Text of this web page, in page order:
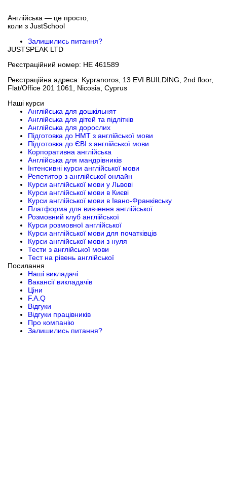
Англійська — це просто,
коли з JustSchool
Залишились питання?
JUSTSPEAK LTD
Реєстраційний номер: HE 461589
Реєстраційна адреса: Kypranoros, 13 EVI BUILDING, 2nd floor,
Flat/Office 201 1061, Nicosia, Cyprus
Наші курси
Англійська для дошкільнят
Англійська для дітей та підлітків
Англійська для дорослих
Підготовка до НМТ з англійської мови
Підготовка до ЄВІ з англійської мови
Корпоративна англійська
Англійська для мандрівників
Інтенсивні курси англійської мови
Репетитор з англійської онлайн
Курси англійської мови у Львові
Курси англійської мови в Києві
Курси англійської мови в Івано-Франківську
Платформа для вивчення англійської
Розмовний клуб англійської
Курси розмовної англійської
Курси англійської мови для початківців
Курси англійської мови з нуля
Тести з англійської мови
Тест на рівень англійської
Посилання
Наші викладачі
Вакансії викладачів
Ціни
F.A.Q
Відгуки
Відгуки працівників
Про компанію
Залишились питання?